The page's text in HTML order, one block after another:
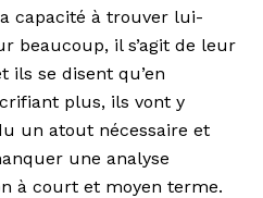
capacité à trouver lui-
beaucoup, il s’agit de leur
ils se disent qu’en
plus, ils vont y
un atout nécessaire et
une analyse
à court et moyen terme.